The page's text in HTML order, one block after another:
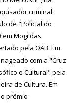
criminal.
de "Policial do
em Mogi das
pela OAB. Em
com a "Cruz
e Cultural" pela
de Cultura. Em
prêmio